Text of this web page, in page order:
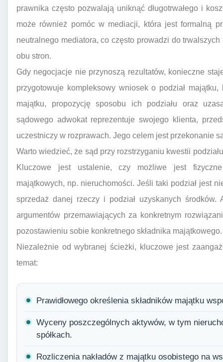
prawnika często pozwalają uniknąć długotrwałego i
może również pomóc w mediacji, która jest formalną
neutralnego mediatora, co często prowadzi do
obu stron.
Gdy negocjacje nie przynoszą rezultatów, konieczne
przygotowuje kompleksowy wniosek o podział
majątku, propozycję sposobu ich podziału oraz
sądowego adwokat reprezentuje swojego klienta,
uczestniczy w rozprawach. Jego celem jest przekonanie
Warto wiedzieć, że sąd przy rozstrzyganiu kwestii
Kluczowe jest ustalenie, czy możliwe jest fizyczne
majątkowych, np. nieruchomości. Jeśli taki podział jest
sprzedaż danej rzeczy i podział uzyskanych
argumentów przemawiających za konkretnym
pozostawieniu sobie konkretnego składnika majątkowego.
Niezależnie od wybranej ścieżki, kluczowe jest
temat:
Prawidłowego określenia składników majątku
Wyceny poszczególnych aktywów, w tym
spółkach.
Rozliczenia nakładów z majątku osobistego na